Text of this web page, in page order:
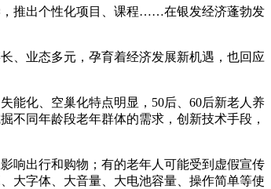
推出个性化项目、课程……在银发经济蓬勃发
业态多元，孕育着经济发展新机遇，也回应
化、空巢化特点明显，50后、60后新老人养
不同年龄段老年群体的需求，创新技术手段，
响出行和购物；有的老年人可能受到虚假宣传
大字体、大音量、大电池容量、操作简单等使